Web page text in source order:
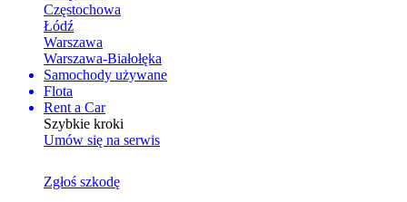
Częstochowa
Łódź
Warszawa
Warszawa-Białołęka
Samochody używane
Flota
Rent a Car
Szybkie kroki
Umów się na serwis
Zgłoś szkodę